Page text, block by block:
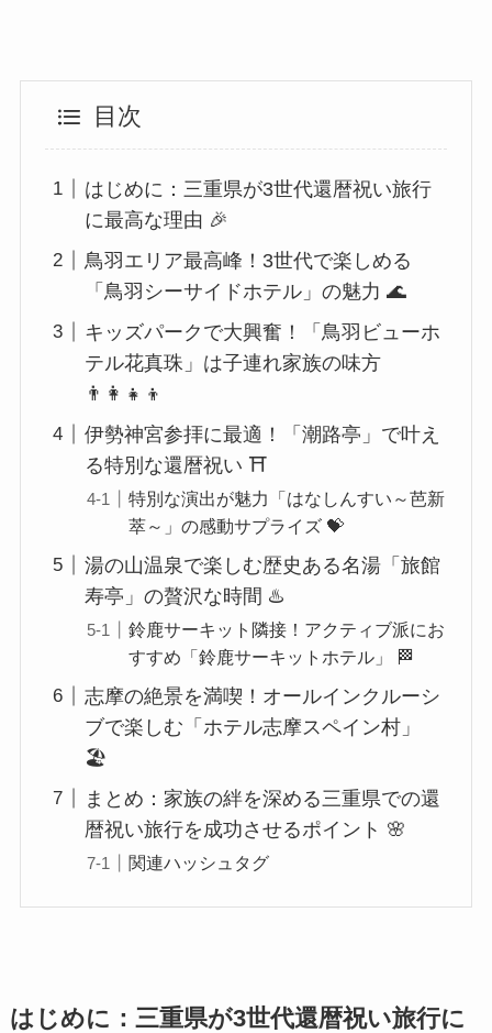
目次
はじめに：三重県が3世代還暦祝い旅行
に最高な理由 🎉
鳥羽エリア最高峰！3世代で楽しめる
「鳥羽シーサイドホテル」の魅力 🌊
キッズパークで大興奮！「鳥羽ビューホ
テル花真珠」は子連れ家族の味方
👨‍👩‍👧‍👦
伊勢神宮参拝に最適！「潮路亭」で叶え
る特別な還暦祝い ⛩️
特別な演出が魅力「はなしんすい～芭新
萃～」の感動サプライズ 💝
湯の山温泉で楽しむ歴史ある名湯「旅館
寿亭」の贅沢な時間 ♨️
鈴鹿サーキット隣接！アクティブ派にお
すすめ「鈴鹿サーキットホテル」 🏁
志摩の絶景を満喫！オールインクルーシ
ブで楽しむ「ホテル志摩スペイン村」
🏖️
まとめ：家族の絆を深める三重県での還
暦祝い旅行を成功させるポイント 🌸
関連ハッシュタグ
はじめに：三重県が3世代還暦祝い旅行に